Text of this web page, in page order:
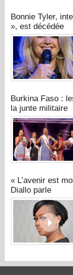
Bonnie Tyler,
», est décédée
Burkina Faso :
la junte militaire
« L’avenir est
Diallo parle